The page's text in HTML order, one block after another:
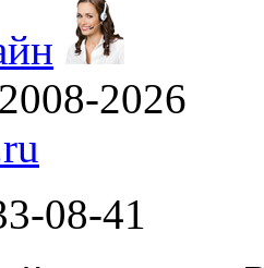
2026
08-41